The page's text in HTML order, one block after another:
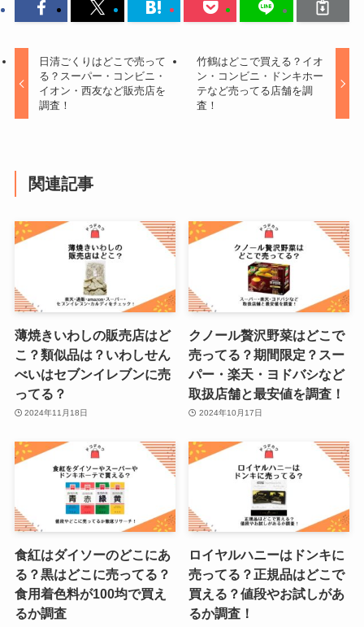
日清ごくりはどこで売って
る？スーパー・コンビニ・
イオン・西友など販売店を
調査！
竹鶴はどこで買える？イオ
ン・コンビニ・ドンキホー
テなど売ってる店舗を調
査！
関連記事
薄焼きいわしの販売店はど
こ？類似品は？いわしせん
べいはセブンイレブンに売
ってる？
2024年11月18日
クノール贅沢野菜はどこで
売ってる？期間限定？スー
パー・楽天・ヨドバシなど
取扱店舗と最安値を調査！
2024年10月17日
食紅はダイソーのどこにあ
る？黒はどこに売ってる？
食用着色料が100均で買え
るか調査
ロイヤルハニーはドンキに
売ってる？正規品はどこで
買える？値段やお試しがあ
るか調査！